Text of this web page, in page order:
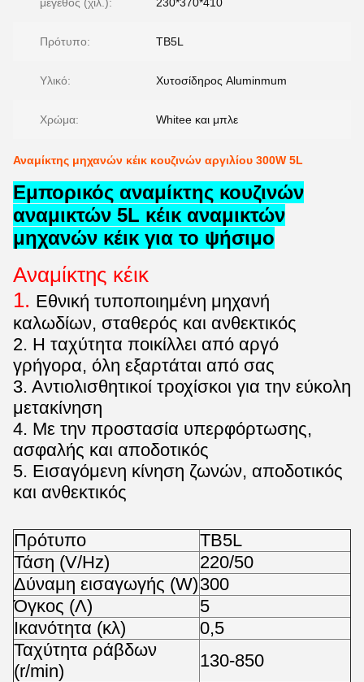
Πρότυπο: TB5L
Υλικό: Χυτοσίδηρος Aluminmum
Χρώμα: Whitee και μπλε
Αναμίκτης μηχανών κέικ κουζινών αργιλίου 300W 5L
Εμπορικός αναμίκτης κουζινών
αναμικτών 5L κέικ αναμικτών
μηχανών κέικ για το ψήσιμο
Αναμίκτης κέικ
1. Εθνική τυποποιημένη μηχανή
καλωδίων, σταθερός και ανθεκτικός
2. Η ταχύτητα ποικίλλει από αργό
γρήγορα, όλη εξαρτάται από σας
3. Αντιολισθητικοί τροχίσκοι για την εύκολη
μετακίνηση
4. Με την προστασία υπερφόρτωσης,
ασφαλής και αποδοτικός
5. Εισαγόμενη κίνηση ζωνών, αποδοτικός
και ανθεκτικός
Πρότυπο
TB5L
Τάση (V/Hz)
220/50
Δύναμη εισαγωγής (W)300
Όγκος (Λ)
5
Ικανότητα (κλ)
0,5
Ταχύτητα ράβδων
(r/min)
130-850